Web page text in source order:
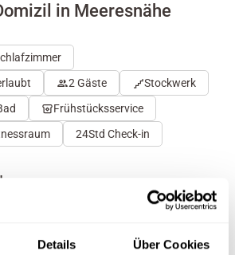
Details Über Cookies
in Meeresnähe
2 Gäste
Stockwerk
Frühstücksservice
24Std Check-in
Auf die Merkliste